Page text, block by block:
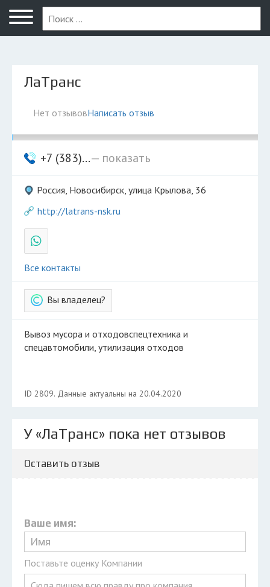
Новосибирск
ЛаТранс
Нет отзывовНаписать отзыв
+7 (383)...— показать
Россия, Новосибирск, улица Крылова, 36
http://latrans-nsk.ru
Все контакты
Вы владелец?
Вывоз мусора и отходовспецтехника и
спецавтомобили, утилизация отходов
ID 2809. Данные актуальны на 20.04.2020
У «ЛаТранс» пока нет отзывов
Оставить отзыв
Ваше имя:
Поставьте оценку Компании